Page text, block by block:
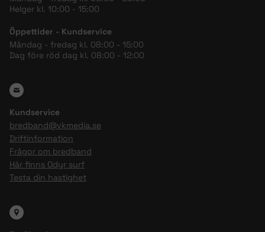
Helger kl. 10:00 - 15:00
Öppettider - Kundservice
Måndag - fredag kl. 08:00 - 15:00
Dag före röd dag kl. 08:00 - 12:00
Kundservice
bredband@vkmedia.se
Driftinformation
Frågor om bredband
Här finns Odyr surf
Testa din hastighet